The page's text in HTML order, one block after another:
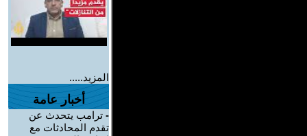
المزيد.....
أخبار عامة
- ترامب يتحدث عن
تقدم المحادثات مع